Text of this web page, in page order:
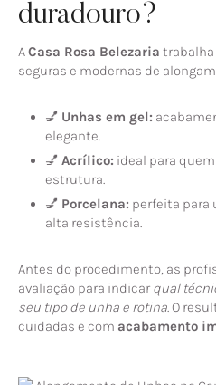
duradouro?
ACasa Rosa Belezaria
seguras e modernas de
💅 Unhas em gel:
elegante.
💅 Acrílico: ideal para
estrutura.
💅 Porcelana: perfeita para
alta resistência.
Antes do procedimento, as
avaliação para indicar qual
seu tipo de unha e rotina . O
cuidadas e com acabamento